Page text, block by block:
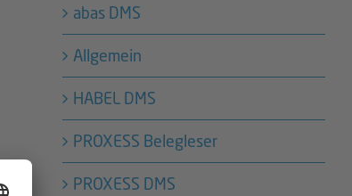
abas DMS
Allgemein
HABEL DMS
PROXESS Belegleser
PROXESS DMS